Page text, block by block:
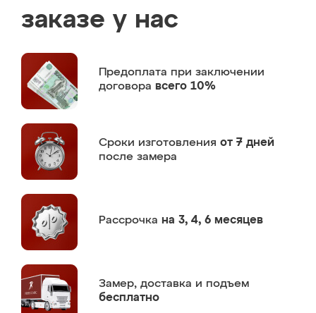
заказе у нас
Предоплата при заключении
договора всего 10%
Сроки изготовления от 7 дней
после замера
Рассрочка на 3, 4, 6 месяцев
Замер, доставка и подъем
бесплатно